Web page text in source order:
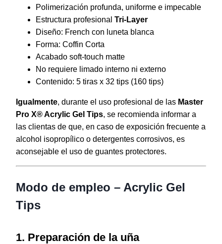
Polimerización profunda, uniforme e impecable
Estructura profesional Tri-Layer
Diseño: French con luneta blanca
Forma: Coffin Corta
Acabado soft-touch matte
No requiere limado interno ni externo
Contenido: 5 tiras x 32 tips (160 tips)
Igualmente, durante el uso profesional de las Master
Pro X® Acrylic Gel Tips, se recomienda informar a
las clientas de que, en caso de exposición frecuente a
alcohol isopropílico o detergentes corrosivos, es
aconsejable el uso de guantes protectores.
Modo de empleo – Acrylic Gel
Tips
1. Preparación de la uña